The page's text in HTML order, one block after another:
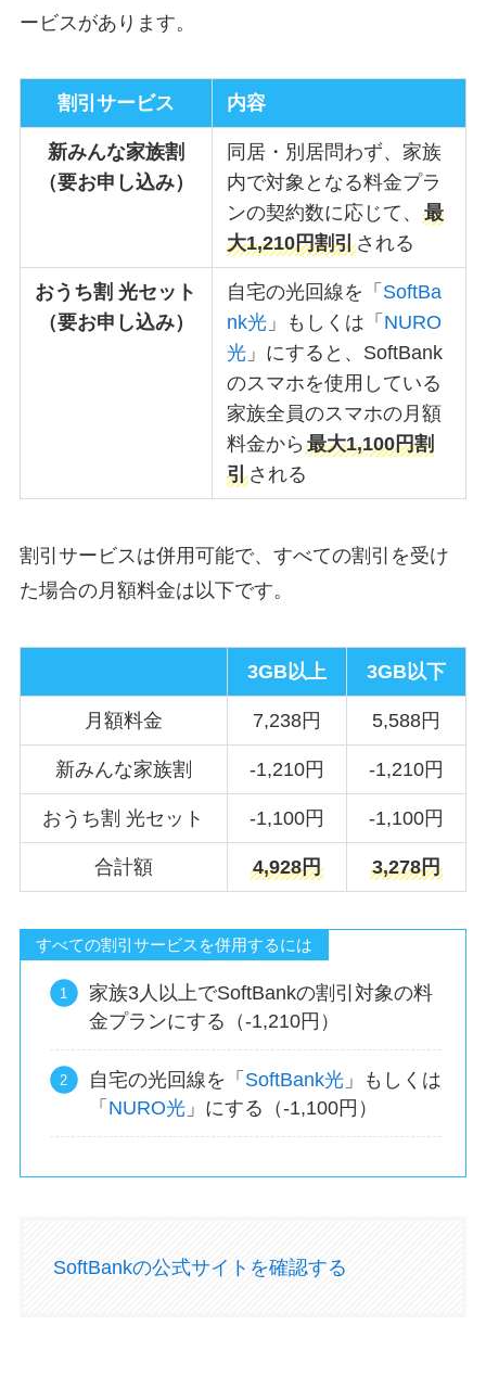
ービスがあります。
割引サービス 内容
新みんな家族割
（要お申し込み）
同居・別居問わず、家族
内で対象となる料金プラ
ンの契約数に応じて、最
大1,210円割引される
おうち割 光セット
（要お申し込み）
自宅の光回線を「 SoftBa
nk光 」もしくは「 NURO
光 」にすると、SoftBank
のスマホを使用している
家族全員のスマホの月額
料金から最大1,100円割
引される
割引サービスは併用可能で、すべての割引を受け
た場合の月額料金は以下です。
3GB以上 3GB以下
月額料金 7,238円 5,588円
新みんな家族割 -1,210円 -1,210円
おうち割 光セット -1,100円 -1,100円
合計額 4,928円 3,278円
すべての割引サービスを併用するには
家族3人以上でSoftBankの割引対象の料
金プランにする（-1,210円）
自宅の光回線を「 SoftBank光」もしくは
「 NURO光」にする（-1,100円）
SoftBankの公式サイトを確認する